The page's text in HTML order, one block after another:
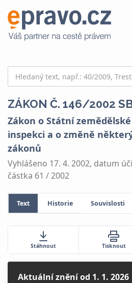
ZÁKON Č. 146/2002
Zákon o Státní
inspekci a o změně
zákonů
Vyhlášeno 17. 4. 2002, datum
částka 61 / 2002
Text Historie Souvislosti
Stáhnout Tisknout
Aktuální zněníod 1. 1. 2026